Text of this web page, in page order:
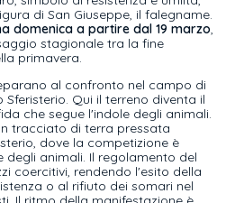
di San Giuseppe, il falegname.
domenica a partire dal 19 marzo,
stagionale tra la fine
primavera.
al confronto nel campo di
Qui il terreno diventa il
che segue l'indole degli animali.
tracciato di terra pressata
dove la competizione è
animali. Il regolamento del
coercitivi, rendendo l'esito della
o al rifiuto dei somari nel